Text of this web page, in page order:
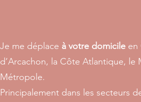
Je me déplace à votre domicile en
d’Arcachon, la Côte Atlantique, le
Métropole.
Principalement dans les secteurs